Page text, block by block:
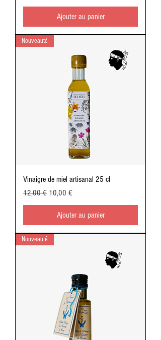
Ajouter au panier
Nouveauté
Vinaigre de miel artisanal 25 cl
Prix original
12,00 € Prix promotionnel
10,00 €
Ajouter au panier
Nouveauté